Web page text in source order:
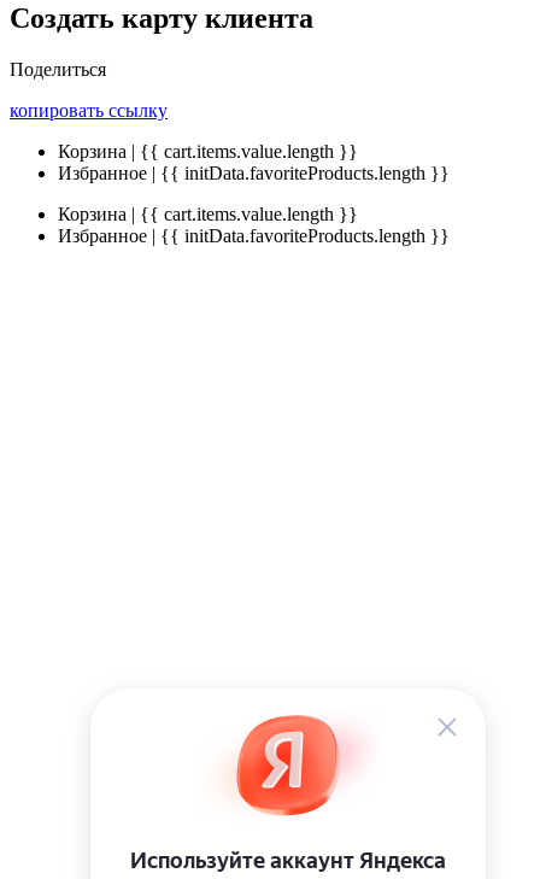
Создать карту клиента
Поделиться
копировать ссылку
Корзина | {{ cart.items.value.length }}
Избранное | {{ initData.favoriteProducts.length }}
Корзина | {{ cart.items.value.length }}
Избранное | {{ initData.favoriteProducts.length }}